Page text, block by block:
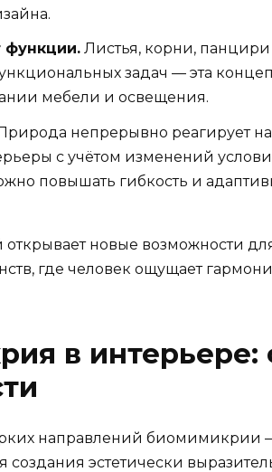
Листья, корни,
задач — эта
мебели и освещения.
непрерывно реагирует
с учётом изменений
повышать гибкость и
открывает новые возможности
где человек ощущает
в
направлений биомимикрии
создания эстетически